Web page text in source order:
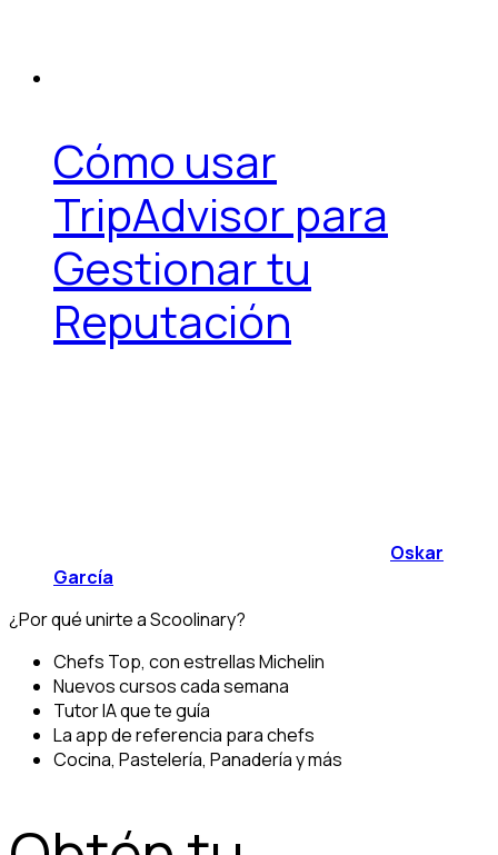
Cómo usar
TripAdvisor para
Gestionar tu
Reputación
Oskar
García
¿Por qué unirte a Scoolinary?
Chefs Top, con estrellas Michelin
Nuevos cursos cada semana
Tutor IA que te guía
La app de referencia para chefs
Cocina, Pastelería, Panadería y más